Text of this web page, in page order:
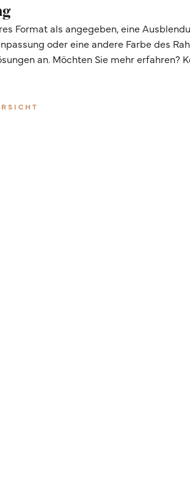
Format als angegeben, eine
oder eine andere Farbe des
an. Möchten Sie mehr erfahren?